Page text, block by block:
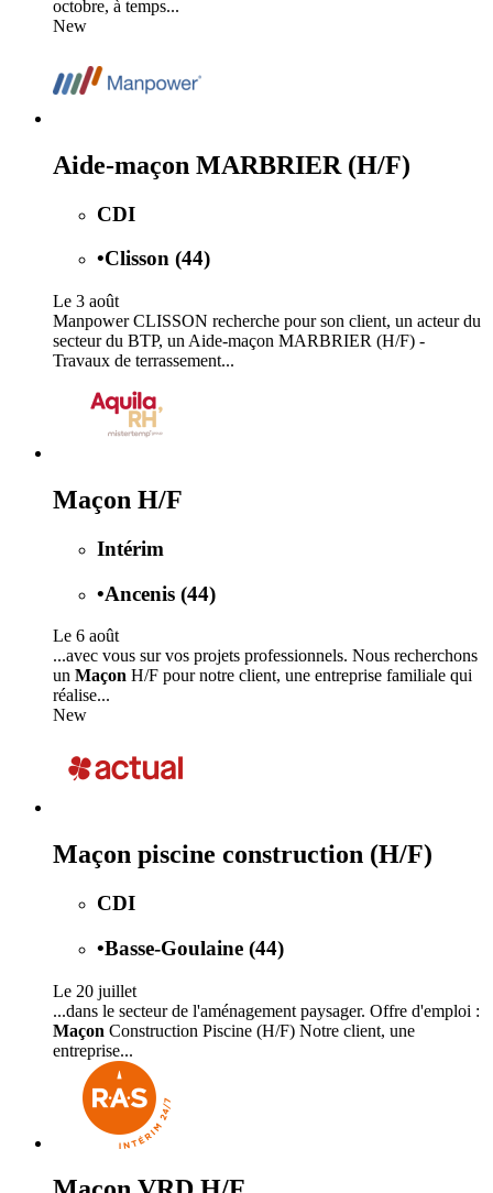
octobre, à temps...
New
Aide-maçon MARBRIER (H/F)
CDI
•Clisson (44)
Le 3 août
Manpower CLISSON recherche pour son client, un acteur du
secteur du BTP, un Aide-maçon MARBRIER (H/F) -
Travaux de terrassement...
Maçon H/F
Intérim
•Ancenis (44)
Le 6 août
...avec vous sur vos projets professionnels. Nous recherchons
un Maçon H/F pour notre client, une entreprise familiale qui
réalise...
New
Maçon piscine construction (H/F)
CDI
•Basse-Goulaine (44)
Le 20 juillet
...dans le secteur de l'aménagement paysager. Offre d'emploi :
Maçon Construction Piscine (H/F) Notre client, une
entreprise...